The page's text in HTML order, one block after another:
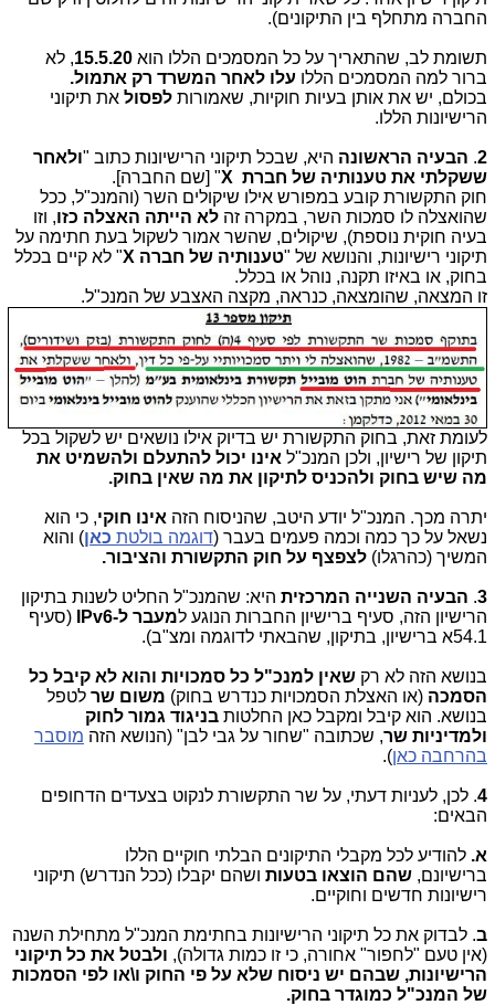
החברה מתחלף בין התיקונים).
תשומת לב, שהתאריך על כל המסמכים הללו הוא 15.5.20, לא
ברור למה המסמכים הללו עלו לאחר המשרד רק אתמול.
בכולם, יש את אותן בעיות חוקיות, שאמורות לפסול את תיקוני
הרישיונות הללו.
2
. הבעיה הראשונה היא, שבכל תיקוני הרישיונות כתוב "ולאחר
ששקלתי את טענותיה של חברת X" [שם החברה].
חוק התקשורת קובע במפורש אילו שיקולים השר (והמנכ"ל, ככל
שהואצלה לו סמכות השר, במקרה זה לא הייתה האצלה כזו, וזו
בעיה חוקית נוספת), שיקולים, שהשר אמור לשקול בעת חתימה על
תיקוני רישיונות, והנושא של "טענותיה של חברה X" לא קיים בכלל
בחוק, או באיזו תקנה, נוהל או בכלל.
זו המצאה, שהומצאה, כנראה, מקצה האצבע של המנכ"ל.
לעומת זאת, בחוק התקשורת יש בדיוק אילו נושאים יש לשקול בכל
תיקון של רישיון, ולכן המנכ"ל אינו יכול להתעלם ולהשמיט את
מה שיש בחוק ולהכניס לתיקון את מה שאין בחוק.
יתרה מכך. המנכ"ל יודע היטב, שהניסוח הזה אינו חוקי, כי הוא
נשאל על כך כמה וכמה פעמים בעבר (דוגמה בולטת כאן) והוא
המשיך (כהרגלו) לצפצף על חוק התקשורת והציבור.
3
. הבעיה השנייה המרכזית היא: שהמנכ"ל החליט לשנות בתיקון
הרישיון הזה, סעיף ברישיון החברות הנוגע למעבר ל-IPv6
(סעיף
54.1א ברישיון, בתיקון, שהבאתי לדוגמה ומצ"ב).
בנושא הזה לא רק שאין למנכ"ל כל סמכויות והוא לא קיבל כל
הסמכה (או האצלת הסמכויות כנדרש בחוק) משום שר לטפל
בנושא. הוא קיבל ומקבל כאן החלטות בניגוד גמור לחוק
ולמדיניות שר, שכתובה "שחור על גבי לבן" (הנושא הזה מוסבר
בהרחבה כאן).
4. לכן, לעניות דעתי, על שר התקשורת לנקוט בצעדים הדחופים
הבאים:
א. להודיע לכל מקבלי התיקונים הבלתי חוקיים הללו
ברישיונם, שהם הוצאו בטעות ושהם יקבלו (ככל הנדרש) תיקוני
רישיונות חדשים וחוקיים.
ב. לבדוק את כל תיקוני הרישיונות בחתימת המנכ"ל מתחילת השנה
(אין טעם "לחפור" אחורה, כי זו כמות גדולה), ולבטל את כל תיקוני
הרישיונות, שבהם יש ניסוח שלא על פי החוק ו\או לפי הסמכות
של המנכ"ל כמוגדר בחוק.